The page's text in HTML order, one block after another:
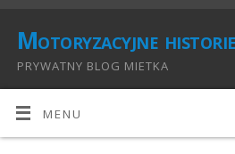
Motoryzacyjne historie
PRYWATNY BLOG MIETKA
MENU